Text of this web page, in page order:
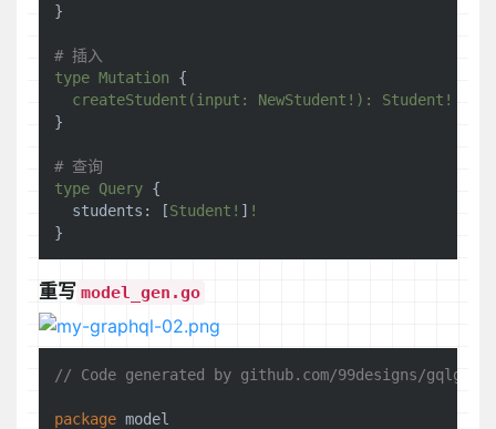
}
# 插入
type Mutation {
createStudent(input:
NewStudent!):
Student!
}
# 查询
type Query {
students:
[Student! ] !
重写 model_gen.go
// Code generated by github.com/99designs/gqlgen,
package model